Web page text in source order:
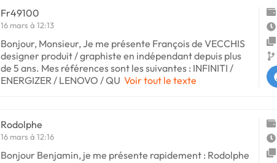
Fr49100
16 mars à 12:13
Bonjour, Monsieur, Je me présente François de VECCHIS
designer produit / graphiste en indépendant depuis plus
de 5 ans. Mes références sont les suivantes : INFINITI /
ENERGIZER / LENOVO / QU Voir tout le texte
Rodolphe
16 mars à 12:16
Bonjour Benjamin, je me présente rapidement : Rodolphe